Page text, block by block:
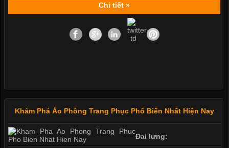
Chi tiết »
Khám Phá Áo Phông Trang Phục Phổ Biến Nhất Hiện Nay
Đai lưng: